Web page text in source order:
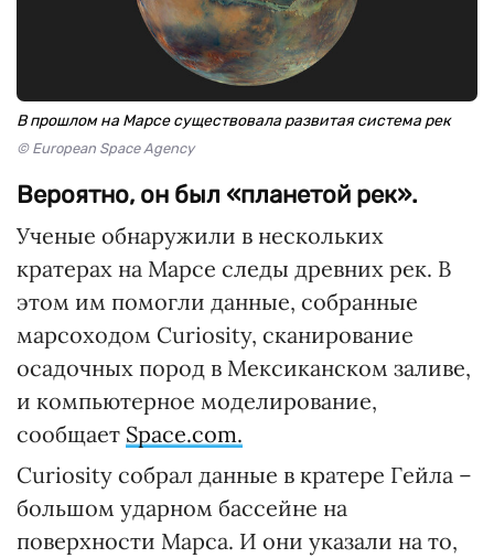
В прошлом на Марсе существовала развитая система рек
© European Space Agency
Вероятно, он был «планетой рек».
Ученые обнаружили в нескольких
кратерах на Марсе следы древних рек. В
этом им помогли данные, собранные
марсоходом Curiosity, сканирование
осадочных пород в Мексиканском заливе,
и компьютерное моделирование,
сообщает Space.com.
Curiosity собрал данные в кратере Гейла –
большом ударном бассейне на
поверхности Марса. И они указали на то,